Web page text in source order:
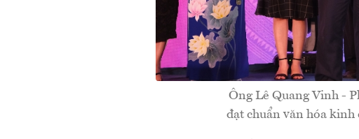
Ông Lê Quang Vinh -
đạt chuẩn văn hóa